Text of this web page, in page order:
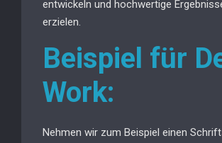
entwickeln und hochwertige
erzielen.
Beispiel für
Work:
Nehmen wir zum Beispiel einen